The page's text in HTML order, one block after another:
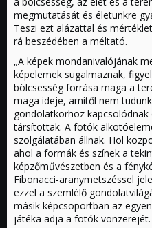
megmutatását és életünkre
Teszi ezt alázattal és
rá beszédében a méltató.
„A képek mondanivalójának
képelemek sugalmaznak,
bölcsesség forrása maga a
maga ideje, amitől nem
gondolatkörhöz
társítottak. A fotók
szolgálatában állnak. Hol
ahol a formák és színek a
képzőművészetben és a
Fibonacci-aranymetszéssel
ezzel a szemlélő
másik képcsoportban az
játéka adja a fotók